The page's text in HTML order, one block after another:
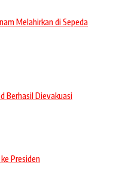
Melahirkan di Sepeda
Berhasil Dievakuasi
Presiden